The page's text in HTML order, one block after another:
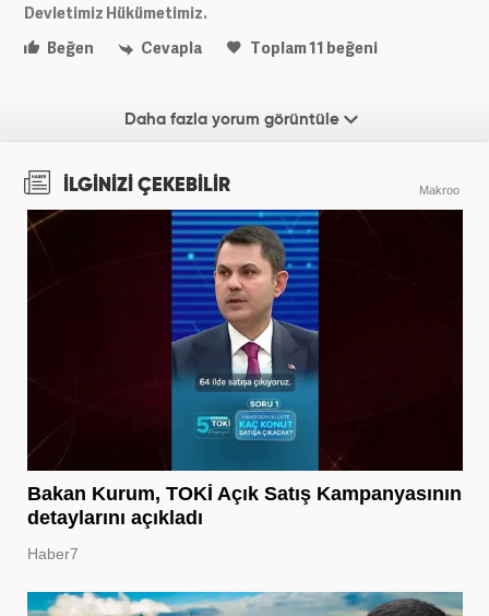
Devletimiz Hükümetimiz.
Beğen
Cevapla Toplam11 beğeni
Daha fazla yorum görüntüle
İLGİNİZİ ÇEKEBİLİR Makroo
Bakan Kurum, TOKİ Açık Satış Kampanyasının
detaylarını açıkladı
Haber7